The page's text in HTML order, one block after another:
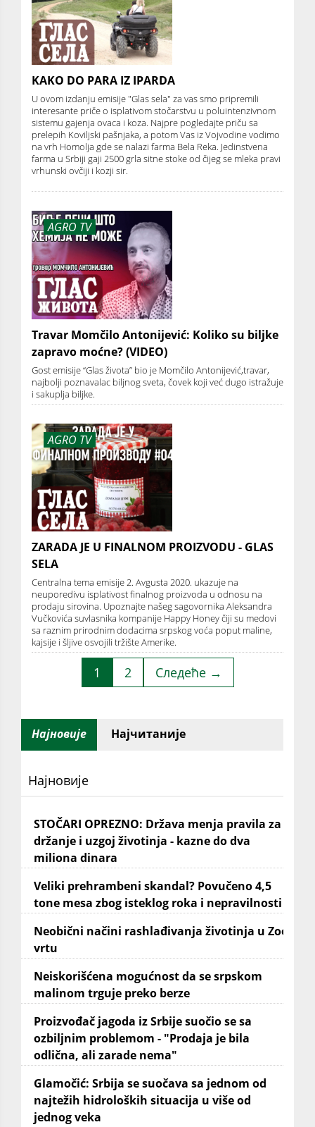
KAKO DO PARA IZ IPARDA
U ovom izdanju emisije "Glas sela" za vas smo pripremili
interesante priče o isplativom stočarstvu u poluintenzivnom
sistemu gajenja ovaca i koza. Najpre pogledajte priču sa
prelepih Koviljski pašnjaka, a potom Vas iz Vojvodine vodimo
na vrh Homolja gde se nalazi farma Bela Reka. Jedinstvena
farma u Srbiji gaji 2500 grla sitne stoke od čijeg se mleka pravi
vrhunski ovčiji i kozji sir.
AGRO TV
Travar Momčilo Antonijević: Koliko su biljke
zapravo moćne? (VIDEO)
Gost emisije “Glas života” bio je Momčilo Antonijević,travar,
najbolji poznavalac biljnog sveta, čovek koji već dugo istražuje
i sakuplja biljke.
AGRO TV
ZARADA JE U FINALNOM PROIZVODU - GLAS
SELA
Centralna tema emisije 2. Avgusta 2020. ukazuje na
neuporedivu isplativost finalnog proizvoda u odnosu na
prodaju sirovina. Upoznajte našeg sagovornika Aleksandra
Vučkovića suvlasnika kompanije Happy Honey čiji su medovi
sa raznim prirodnim dodacima srpskog voća poput maline,
kajsije i šljive osvojili tržište Amerike.
1 2 Следеће →
Најновије Најчитаније
Најновије
STOČARI OPREZNO: Država menja pravila za
držanje i uzgoj životinja - kazne do dva
miliona dinara
Veliki prehrambeni skandal? Povučeno 4,5
tone mesa zbog isteklog roka i nepravilnosti
Neobični načini rashlađivanja životinja u Zoo
vrtu
Neiskorišćena mogućnost da se srpskom
malinom trguje preko berze
Proizvođač jagoda iz Srbije suočio se sa
ozbiljnim problemom - "Prodaja je bila
odlična, ali zarade nema"
Glamočić: Srbija se suočava sa jednom od
najtežih hidroloških situacija u više od
jednog veka